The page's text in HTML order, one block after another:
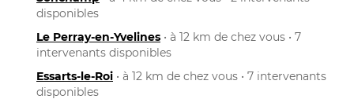
disponibles
Le Perray-en-Yvelines • à 12 km de chez vous • 7
intervenants disponibles
Essarts-le-Roi • à 12 km de chez vous • 7 intervenants
disponibles